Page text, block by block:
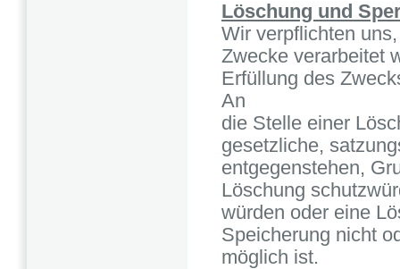
Löschung und
Wir verpflichten
Zwecke verarbeitet
Erfüllung des
An
die Stelle einer
gesetzliche,
entgegenstehen,
Löschung
würden oder eine
Speicherung nicht
möglich ist.